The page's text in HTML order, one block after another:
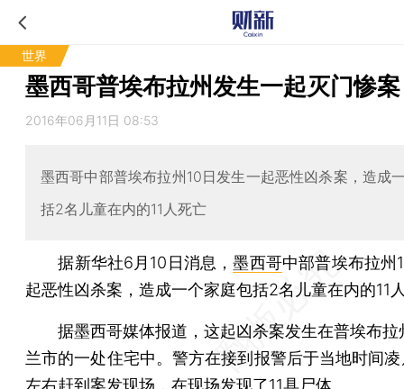
世界
墨西哥普埃布拉州发生一起灭门惨案
2016年06月11日 08:53
墨西哥中部普埃布拉州10日发生一起恶性凶杀案，造成
括2名儿童在内的11人死亡
据新华社6月10日消息，墨西哥中部普埃布拉州
起恶性凶杀案，造成一个家庭包括2名儿童在内的11人
据墨西哥媒体报道，这起凶杀案发生在普埃布拉
兰市的一处住宅中。警方在接到报警后于当地时间
左右赶到案发现场，在现场发现了11具尸体。